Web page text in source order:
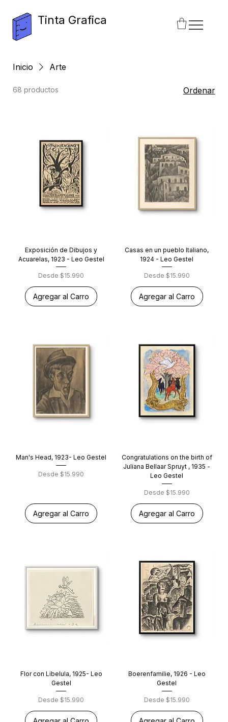
Tinta Grafica
Inicio Arte
68 productos Ordenar
Exposición de Dibujos y
Acuarelas, 1923 - Leo Gestel
Desde $15.990
Precio de oferta
Agregar al Carro
Casas en un pueblo Italiano,
1924 - Leo Gestel
Desde $15.990
Precio de oferta
Agregar al Carro
Man's Head, 1923- Leo Gestel
Desde $15.990
Precio de oferta
Agregar al Carro
Congratulations on the birth of
Juliana Bellaar Spruyt , 1935 -
Leo Gestel
Desde $15.990
Precio de oferta
Agregar al Carro
Flor con Libelula, 1925- Leo
Gestel
Desde $15.990
Precio de oferta
Boerenfamilie, 1926 - Leo
Gestel
Desde $15.990
Precio de oferta